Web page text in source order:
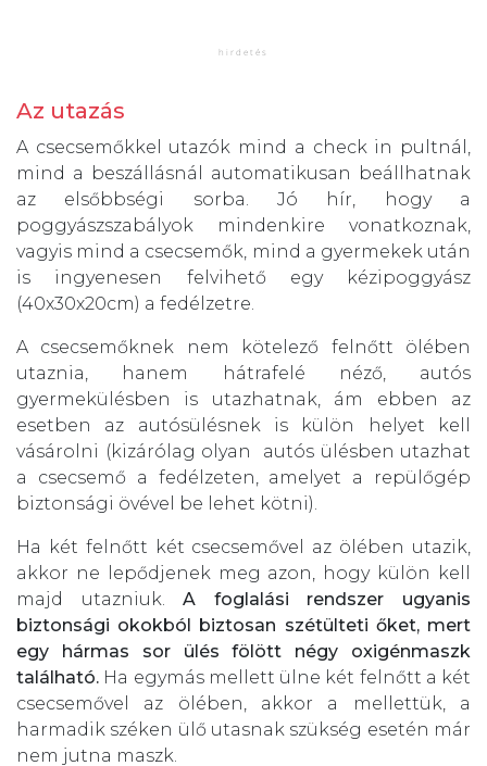
Az utazás
A csecsemőkkel utazók mind a check in pultnál,
mind a beszállásnál automatikusan beállhatnak
az elsőbbségi sorba. Jó hír, hogy a
poggyászszabályok mindenkire vonatkoznak,
vagyis mind a csecsemők, mind a gyermekek után
is ingyenesen felvihető egy kézipoggyász
(40x30x20cm) a fedélzetre.
A csecsemőknek nem kötelező felnőtt ölében
utaznia, hanem hátrafelé néző, autós
gyermekülésben is utazhatnak, ám ebben az
esetben az autósülésnek is külön helyet kell
vásárolni (kizárólag olyan autós ülésben utazhat
a csecsemő a fedélzeten, amelyet a repülőgép
biztonsági övével be lehet kötni).
Ha két felnőtt két csecsemővel az ölében utazik,
akkor ne lepődjenek meg azon, hogy külön kell
majd utazniuk.A foglalási rendszer ugyanis
biztonsági okokból biztosan szétülteti őket, mert
egy hármas sor ülés fölött négy oxigénmaszk
található. Ha egymás mellett ülne két felnőtt a két
csecsemővel az ölében, akkor a mellettük, a
harmadik széken ülő utasnak szükség esetén már
nem jutna maszk.